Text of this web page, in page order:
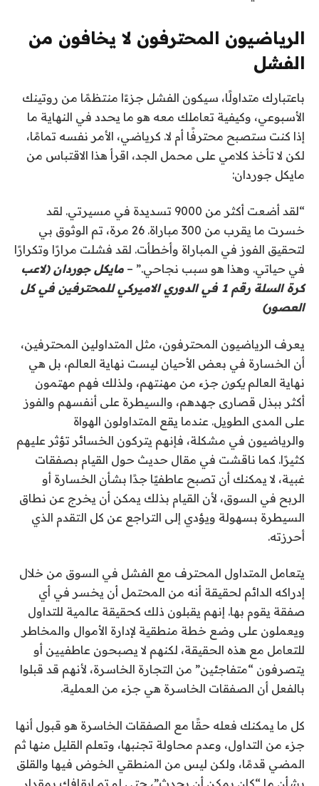
الرياضيون المحترفون لا يخافون من
الفشل
باعتبارك متداولًا، سيكون الفشل جزءًا منتظمًا من روتينك
الأسبوعي، وكيفية تعاملك معه هو ما يحدد في النهاية ما
إذا كنت ستصبح محترفًا أم لا. كرياضي، الأمر نفسه تمامًا،
لكن لا تأخذ كلامي على محمل الجد، اقرأ هذا الاقتباس من
مايكل جوردان:
“لقد أضعت أكثر من 9000 تسديدة في مسيرتي. لقد
خسرت ما يقرب من 300 مباراة. 26 مرة، تم الوثوق بي
لتحقيق الفوز في المباراة وأخطأت. لقد فشلت مرارًا وتكرارًا
في حياتي. وهذا هو سبب نجاحي.” – مايكل جوردان (لاعب
كرة السلة رقم 1 في الدوري الاميركي للمحترفين في كل
العصور)
يعرف الرياضيون المحترفون، مثل المتداولين المحترفين،
أن الخسارة في بعض الأحيان ليست نهاية العالم، بل هي
نهاية العالميكون جزء من مهنتهم، ولذلك فهم مهتمون
أكثر ببذل قصارى جهدهم، والسيطرة على أنفسهم والفوز
على المدى الطويل. عندما يقع المتداولون الهواة
والرياضيون في مشكلة، فإنهم يتركون الخسائر تؤثر عليهم
كثيرًا. كما ناقشت في مقال حديث حول القيام بصفقات
غبية، لا يمكنك أن تصبح عاطفيًا جدًا بشأن الخسارة أو
الربح في السوق، لأن القيام بذلك يمكن أن يخرج عن نطاق
السيطرة بسهولة ويؤدي إلى التراجع عن كل التقدم الذي
أحرزته.
يتعامل المتداول المحترف مع الفشل في السوق من خلال
إدراكه الدائم لحقيقة أنه من المحتمل أن يخسر في أي
صفقة يقوم بها. إنهم يقبلون ذلك كحقيقة عالمية للتداول
ويعملون على وضع خطة منطقية لإدارة الأموال والمخاطر
للتعامل مع هذه الحقيقة، لكنهم لا يصبحون عاطفيين أو
يتصرفون “متفاجئين” من التجارة الخاسرة، لأنهم قد قبلوا
بالفعل أن الصفقات الخاسرة هي جزء من العملية.
كل ما يمكنك فعله حقًا مع الصفقات الخاسرة هو قبول أنها
جزء من التداول، وعدم محاولة تجنبها، وتعلم القليل منها ثم
المضي قدمًا، ولكن ليس من المنطقي الخوض فيها والقلق
بشأن ما “كان يمكن أن يحدث”، حتى لو تم إيقافك بمقدار